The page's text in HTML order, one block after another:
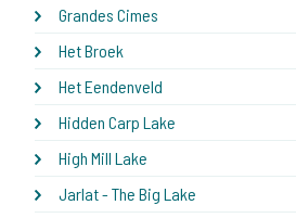
Grandes Cimes
Het Broek
Het Eendenveld
Hidden Carp Lake
High Mill Lake
Jarlat - The Big Lake